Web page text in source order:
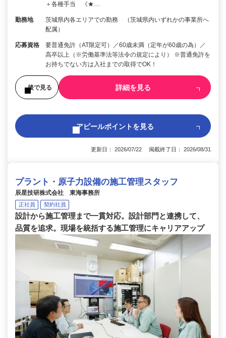
＋各種手当 《★…
勤務地
茨城県内各エリアでの勤務 （茨城県内いずれかの事業所へ
配属）
応募資格
要普通免許（AT限定可）／60歳未満（定年が60歳の為）／
高卒以上（※労働基準法等法令の規定により） ※普通免許を
お持ちでない方は入社までの取得でOK！
後で見る 詳細を見る
アピールポイントを見る
更新日： 2026/07/22 掲載終了日： 2026/08/31
プラント・原子力設備の施工管理スタッフ
辰星技研株式会社 東海事務所
正社員 契約社員
設計から施工管理まで一貫対応。設計部門と連携して、
品質を追求。現場を統括する施工管理にキャリアアップ